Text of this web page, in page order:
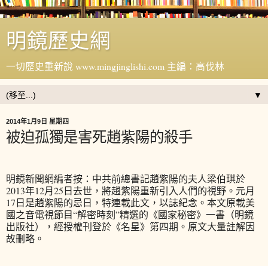
明鏡歷史網
一切歷史重新說 www.mingjinglishi.com 主編：高伐林
▼
2014年1月9日 星期四
被迫孤獨是害死趙紫陽的殺手
明鏡新聞網編者按： 中共前總書記趙紫陽的夫人梁伯琪於
2013年12月25日去世，將趙紫陽重新引入人們的視野。 元月
17日是趙紫陽的忌日，特連載此文，以誌紀念。 本文原載美
國之音電視節目“解密時刻”精選的《國家秘密》一書（明鏡
出版社），經授權刊登於《名星》第四期。 原文大量註解因
故刪略。